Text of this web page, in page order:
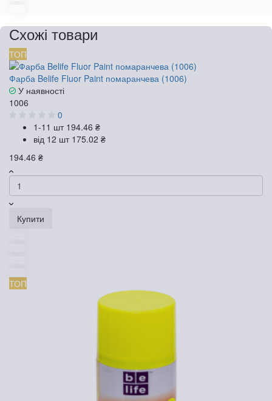
Схожі товари
ТОП
Фарба Belife Fluor Paint помаранчева (1006)
У наявності
1006
0
1-11 шт 194.46 ₴
від 12 шт 175.02 ₴
194.46 ₴
Купити
ТОП